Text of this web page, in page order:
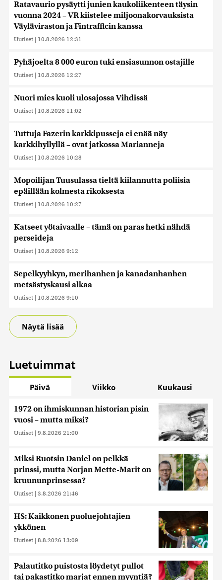
Ratavaurio pysäytti junien kaukoliikenteen täysin
vuonna 2024 – VR kiistelee miljoonakorvauksista
Väyläviraston ja Fintrafficin kanssa
Uutiset | 10.8.2026 12:31
Pyhäjoelta 8 000 euron tuki ensiasunnon ostajille
Uutiset | 10.8.2026 12:27
Nuori mies kuoli ulosajossa Vihdissä
Uutiset | 10.8.2026 11:02
Tuttuja Fazerin karkkipusseja ei enää näy
karkkihyllyllä – ovat jatkossa Marianneja
Uutiset | 10.8.2026 10:28
Mopoilijan Tuusulassa tieltä kiilannutta poliisia
epäillään kolmesta rikoksesta
Uutiset | 10.8.2026 10:27
Katseet yötaivaalle – tämä on paras hetki nähdä
perseideja
Uutiset | 10.8.2026 9:12
Sepelkyyhkyn, merihanhen ja kanadanhanhen
metsästyskausi alkaa
Uutiset | 10.8.2026 9:10
Näytä lisää
Luetuimmat
Päivä Viikko Kuukausi
1972 on ihmiskunnan historian pisin
vuosi – mutta miksi?
Uutiset | 9.8.2026 21:00
Miksi Ruotsin Daniel on pelkkä
prinssi, mutta Norjan Mette-Marit on
kruununprinsessa?
Uutiset | 3.8.2026 21:46
HS: Kaikkonen puoluejohtajien
ykkönen
Uutiset | 8.8.2026 13:09
Palautitko puistosta löydetyt pullot
tai pakastitko marjat ennen myyntiä?